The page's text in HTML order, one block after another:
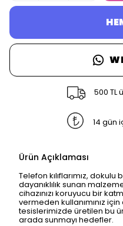
500 TL
14 gün
Ürün Açıklaması
Telefon kılıflarımız,
dayanıklılık sunan
cihazınızı koruyucu bir
vermeden kullanımınız
tesislerimizde üretilen bu
arada sunmayı hedefler.